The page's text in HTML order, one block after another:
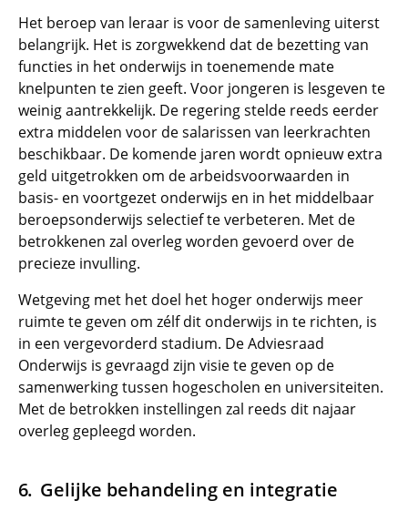
Het beroep van leraar is voor de samenleving uiterst
belangrijk. Het is zorgwekkend dat de bezetting van
functies in het onderwijs in toenemende mate
knelpunten te zien geeft. Voor jongeren is lesgeven te
weinig aantrekkelijk. De regering stelde reeds eerder
extra middelen voor de salarissen van leerkrachten
beschikbaar. De komende jaren wordt opnieuw extra
geld uitgetrokken om de arbeidsvoorwaarden in
basis- en voortgezet onderwijs en in het middelbaar
beroepsonderwijs selectief te verbeteren. Met de
betrokkenen zal overleg worden gevoerd over de
precieze invulling.
Wetgeving met het doel het hoger onderwijs meer
ruimte te geven om zélf dit onderwijs in te richten, is
in een vergevorderd stadium. De Adviesraad
Onderwijs is gevraagd zijn visie te geven op de
samenwerking tussen hogescholen en universiteiten.
Met de betrokken instellingen zal reeds dit najaar
overleg gepleegd worden.
Gelijke behandeling en integratie